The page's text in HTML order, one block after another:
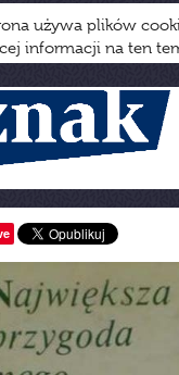
używa plików
informacji na ten